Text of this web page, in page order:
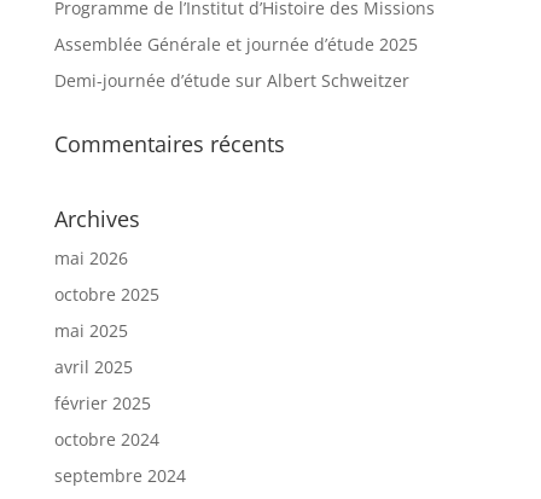
Programme de l’Institut d’Histoire des Missions
Assemblée Générale et journée d’étude 2025
Demi-journée d’étude sur Albert Schweitzer
Commentaires récents
Archives
mai 2026
octobre 2025
mai 2025
avril 2025
février 2025
octobre 2024
septembre 2024